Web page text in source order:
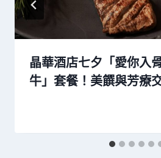
晶華酒店七夕「愛你入
牛」套餐！美饌與芳療